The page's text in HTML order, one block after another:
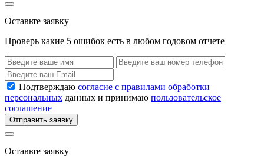
Оставьте заявку
Проверь какие 5 ошибок есть в любом годовом отчете
Подтверждаю согласие с правилами обработки
персональных данных и принимаю пользовательское
соглашение
Отправить заявку
Оставьте заявку